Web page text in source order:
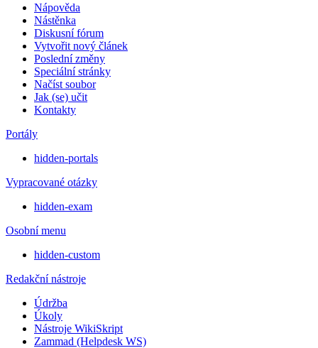
Nápověda
Nástěnka
Diskusní fórum
Vytvořit nový článek
Poslední změny
Speciální stránky
Načíst soubor
Jak (se) učit
Kontakty
Portály
hidden-portals
Vypracované otázky
hidden-exam
Osobní menu
hidden-custom
Redakční nástroje
Údržba
Úkoly
Nástroje WikiSkript
Zammad (Helpdesk WS)